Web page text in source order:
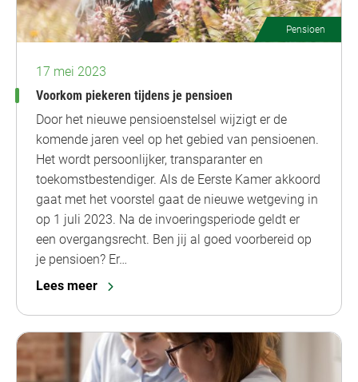
Pensioen
17 mei 2023
Voorkom piekeren tijdens je pensioen
Door het nieuwe pensioenstelsel wijzigt er de
komende jaren veel op het gebied van pensioenen.
Het wordt persoonlijker, transparanter en
toekomstbestendiger. Als de Eerste Kamer akkoord
gaat met het voorstel gaat de nieuwe wetgeving in
op 1 juli 2023. Na de invoeringsperiode geldt er
een overgangsrecht. Ben jij al goed voorbereid op
je pensioen? Er…
Lees meer